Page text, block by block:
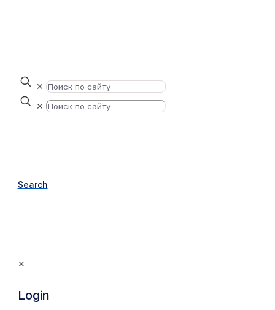
✕
✕
Search
✕
Login